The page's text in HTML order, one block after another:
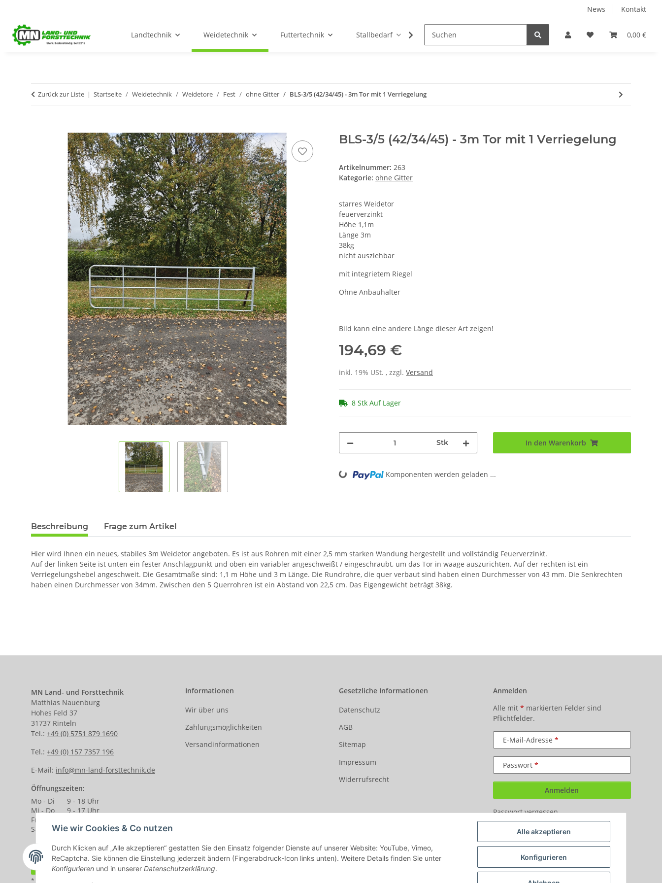
Alle akzeptieren
Konfigurieren
Wie wir Cookies & Co nutzen
Durch Klicken auf „Alle akzeptieren“ gestatten Sie den Einsatz folgender Dienste auf unserer Website: YouTube, Vimeo,
ReCaptcha. Sie können die Einstellung jederzeit ändern (Fingerabdruck-Icon links unten). Weitere Details finden Sie unter
Konfigurieren und in unserer Datenschutzerklärung.
News Kontakt
0,00 €
Landtechnik Weidetechnik Futtertechnik Stallbedarf Holz/ Holzpelletts Jansen Produkte fertig montiert
Zurück zur Liste Startseite Weidetechnik Weidetore Fest ohne Gitter BLS-3/5 (42/34/45) - 3m Tor mit 1 Verriegelung
BLS-3/5 (42/34/45) - 3m Tor mit 1 Verriegelung
Artikelnummer: 263
Kategorie: ohne Gitter
starres Weidetor
feuerverzinkt
Höhe 1,1m
Länge 3m
38kg
nicht ausziehbar
mit integrietem Riegel
Ohne Anbauhalter
Bild kann eine andere Länge dieser Art zeigen!
194,69 €
inkl. 19% USt. , zzgl. Versand
8 Stk Auf Lager
Stk In den Warenkorb
Loading... Komponenten werden geladen ...
Beschreibung Frage zum Artikel
Hier wird Ihnen ein neues, stabiles 3m Weidetor angeboten. Es ist aus Rohren mit einer 2,5 mm starken Wandung hergestellt und vollständig Feuerverzinkt.
Auf der linken Seite ist unten ein fester Anschlagpunkt und oben ein variabler angeschweißt / eingeschraubt, um das Tor in waage auszurichten. Auf der rechten ist ein
Verriegelungshebel angeschweit. Die Gesamtmaße sind: 1,1 m Höhe und 3 m Länge. Die Rundrohre, die quer verbaut sind haben einen Durchmesser von 43 mm. Die Senkrechten
haben einen Durchmesser von 34mm. Zwischen den 5 Querrohren ist ein Abstand von 22,5 cm. Das Eigengewicht beträgt 38kg.
MN Land- und Forsttechnik
Matthias Nauenburg
Hohes Feld 37
31737 Rinteln
Tel.: +49 (0) 5751 879 1690
Tel.: +49 (0) 157 7357 196
E-Mail: info@mn-land-forsttechnik.de
Öffnungszeiten:
Mo - Di
9 - 18 Uhr
Mi - Do
9 - 17 Uhr
Fr.
Sa.
9 - 13 Uhr
Informationen
Wir über uns
Zahlungsmöglichkeiten
Versandinformationen
Gesetzliche Informationen
Datenschutz
AGB
Sitemap
Impressum
Widerrufsrecht
Anmelden
Alle mit * markierten Felder sind
Pflichtfelder.
E-Mail-Adresse
Passwort
Anmelden
Passwort vergessen
Vertrag widerrufen
* Alle Preise inkl. gesetzlicher USt., zzgl.